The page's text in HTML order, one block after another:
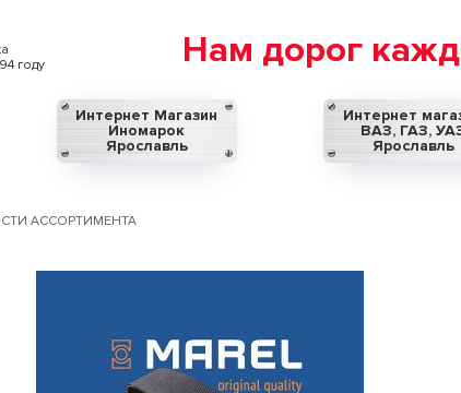
году
Нам дорог
Интернет Магазин
Иномарок
Ярославль
Интернет
ВАЗ, ГАЗ,
Ярославль
АССОРТИМЕНТА